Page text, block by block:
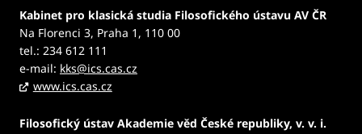
Kabinet pro klasická studia Filosofického ústavu AV ČR
Na Florenci 3, Praha 1, 110 00
tel.: 234 612 111
e-mail: kks@ics.cas.cz
www.ics.cas.cz
Filosofický ústav Akademie věd České republiky, v. v. i.